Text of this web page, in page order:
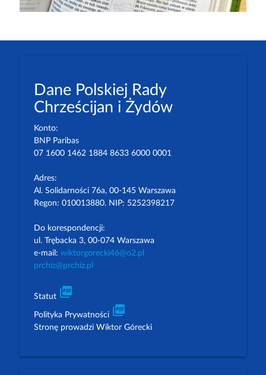
Dane Polskiej Rady
Chrześcijan i Żydów
Konto:
BNP Paribas
07 1600 1462 1884 8633 6000 0001
Adres:
Al. Solidarności 76a, 00-145 Warszawa
Regon: 010013880. NIP: 5252398217
Do korespondencji:
ul. Trębacka 3, 00-074 Warszawa
e-mail: wiktorgorecki46@o2.pl
prchiz@prchiz.pl
Statut picture_as_pdf
Polityka Prywatności picture_as_pdf
Stronę prowadzi Wiktor Górecki